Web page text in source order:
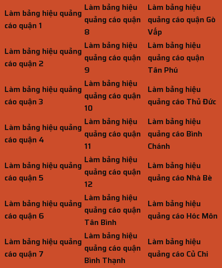
Làm bảng hiệu quảng
cáo quận 1
Làm bảng hiệu
quảng cáo quận
8
Làm bảng hiệu
quảng cáo quận Gò
Vấp
Làm bảng hiệu quảng
cáo quận 2
Làm bảng hiệu
quảng cáo quận
9
Làm bảng hiệu
quảng cáo quận
Tân Phú
Làm bảng hiệu quảng
cáo quận 3
Làm bảng hiệu
quảng cáo quận
10
Làm bảng hiệu
quảng cáo Thủ Đức
Làm bảng hiệu quảng
cáo quận 4
Làm bảng hiệu
quảng cáo quận
11
Làm bảng hiệu
quảng cáo Bình
Chánh
Làm bảng hiệu quảng
cáo quận 5
Làm bảng hiệu
quảng cáo quận
12
Làm bảng hiệu
quảng cáo Nhà Bè
Làm bảng hiệu quảng
cáo quận 6
Làm bảng hiệu
quảng cáo quận
Tân Bình
Làm bảng hiệu
quảng cáo Hóc Môn
Làm bảng hiệu quảng
cáo quận 7
Làm bảng hiệu
quảng cáo quận
Bình Thạnh
Làm bảng hiệu
quảng cáo Củ Chi